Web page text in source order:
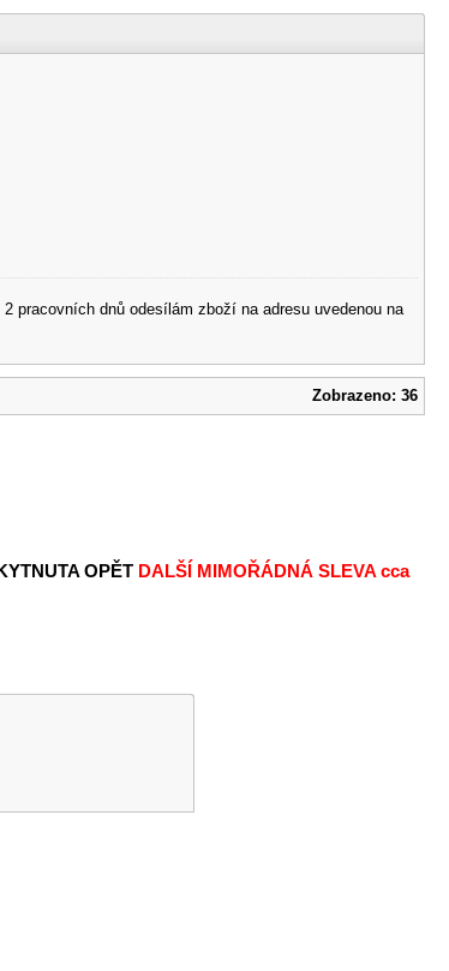
pracovních dnů odesílám zboží na adresu uvedenou na
Zobrazeno: 36
OPĚT DALŠÍ MIMOŘÁDNÁ SLEVAcca